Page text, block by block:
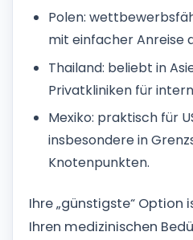
Polen:
mit einfacher Anreise
Thailand: beliebt in
Privatkliniken für
Mexiko: praktisch für
insbesondere in
Knotenpunkten.
Ihre „günstigste“ Option
Ihren medizinischen